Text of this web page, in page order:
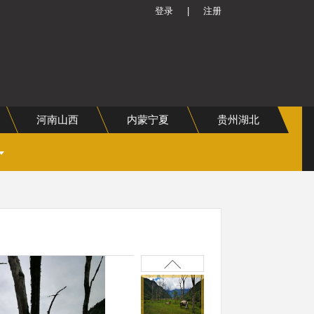
登录 注册
河南山西 内蒙宁夏 贵州湖北